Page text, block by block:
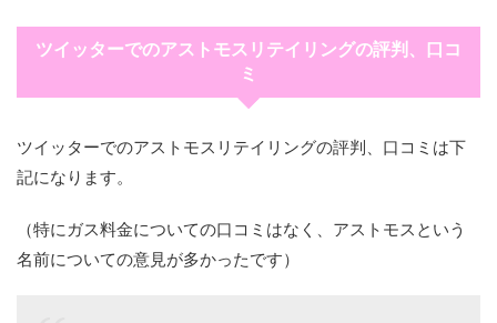
ツイッターでのアストモスリテイリングの評判、口コ
ミ
ツイッターでのアストモスリテイリングの評判、口コミは下
記になります。
（特にガス料金についての口コミはなく、アストモスという
名前についての意見が多かったです）